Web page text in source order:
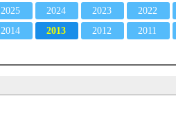
2025 2024 2023 2022
2014 2013 2012 2011